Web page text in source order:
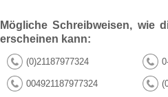
Mögliche Schreibweisen, wie
erscheinen kann:
(0)21187977324
004921187977324